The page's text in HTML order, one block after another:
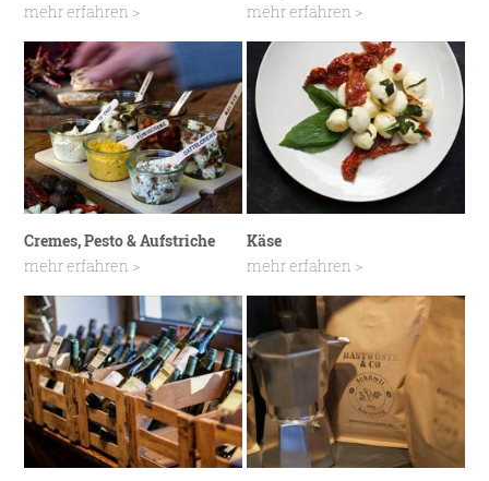
mehr erfahren >
mehr erfahren >
Cremes, Pesto & Aufstriche
mehr erfahren >
Käse
mehr erfahren >